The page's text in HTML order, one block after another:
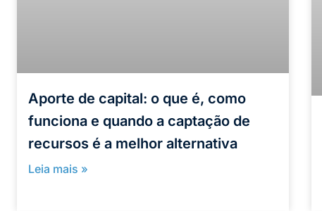
Aporte de capital: o que é, como
funciona e quando a captação de
recursos é a melhor alternativa
Leia mais »